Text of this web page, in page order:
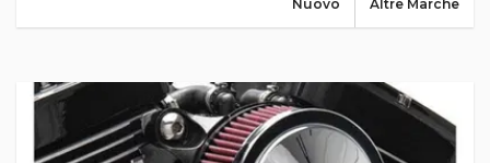
Altre Marche
Nuovo